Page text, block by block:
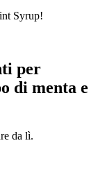
Syrup!
per
di menta e
da lì.